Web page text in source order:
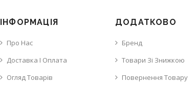
ІНФОРМАЦІЯ
Про Нас
Доставка І Оплата
Огляд Товарів
ДОДАТКОВО
Бренд
Товари Зі Знижкою
Повернення Товару